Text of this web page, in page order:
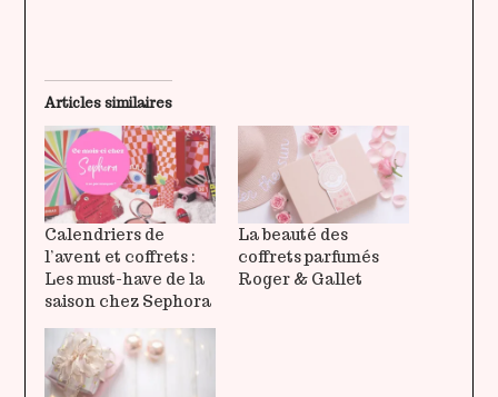
Articles similaires
Calendriers de
l’avent et coffrets :
Les must-have de la
saison chez Sephora
La beauté des
coffrets parfumés
Roger & Gallet